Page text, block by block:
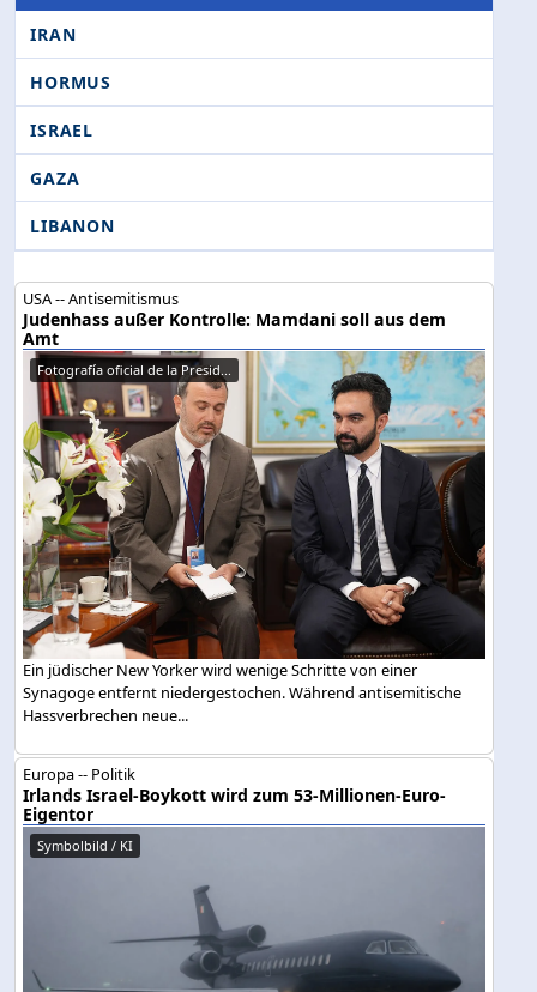
IRAN
HORMUS
ISRAEL
GAZA
LIBANON
USA -- Antisemitismus
Judenhass außer Kontrolle: Mamdani soll aus dem
Amt
Fotografía oficial de la Presid...
Ein jüdischer New Yorker wird wenige Schritte von einer
Synagoge entfernt niedergestochen. Während antisemitische
Hassverbrechen neue...
Europa -- Politik
Irlands Israel-Boykott wird zum 53-Millionen-Euro-
Eigentor
Symbolbild / KI